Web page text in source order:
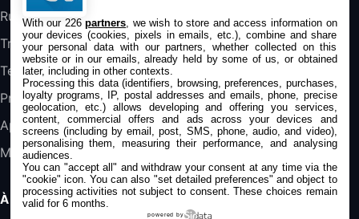
Jeu FIFA 20 sur PC (code à télécharger)
45,98€57,99€Rue Du Commerce (Vendeur Tiers)
Rumeurs
Trucs & astuces
Tests
Promos
Apple
Mac
À PROPOS
With our 226partners , we wish to store and access information on
your devices (cookies, pixels in emails, etc.), combine and share
your personal data with our partners, whether collected on this
website or in our emails, already held by some of us, or obtained
later, including in other contexts.
Processing this data (identifiers, browsing, preferences, purchases,
loyalty programs, IP, postal addresses and emails, phone, precise
geolocation, etc.) allows developing and offering you services,
content, commercial offers and ads across your devices and
screens (including by email, post, SMS, phone, audio, and video),
personalising them, measuring their performance, and analysing
audiences.
You can "accept all" and withdraw your consent at any time via the
"cookie" icon. You can also "set detailed preferences" and object to
processing activities not subject to consent. These choices remain
valid for 6 months.
powered by